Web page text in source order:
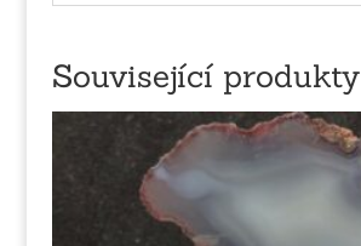
Související produkty